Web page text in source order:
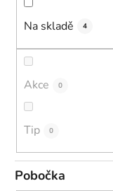
Na skladě 4
Akce 0
Tip 0
Pobočka